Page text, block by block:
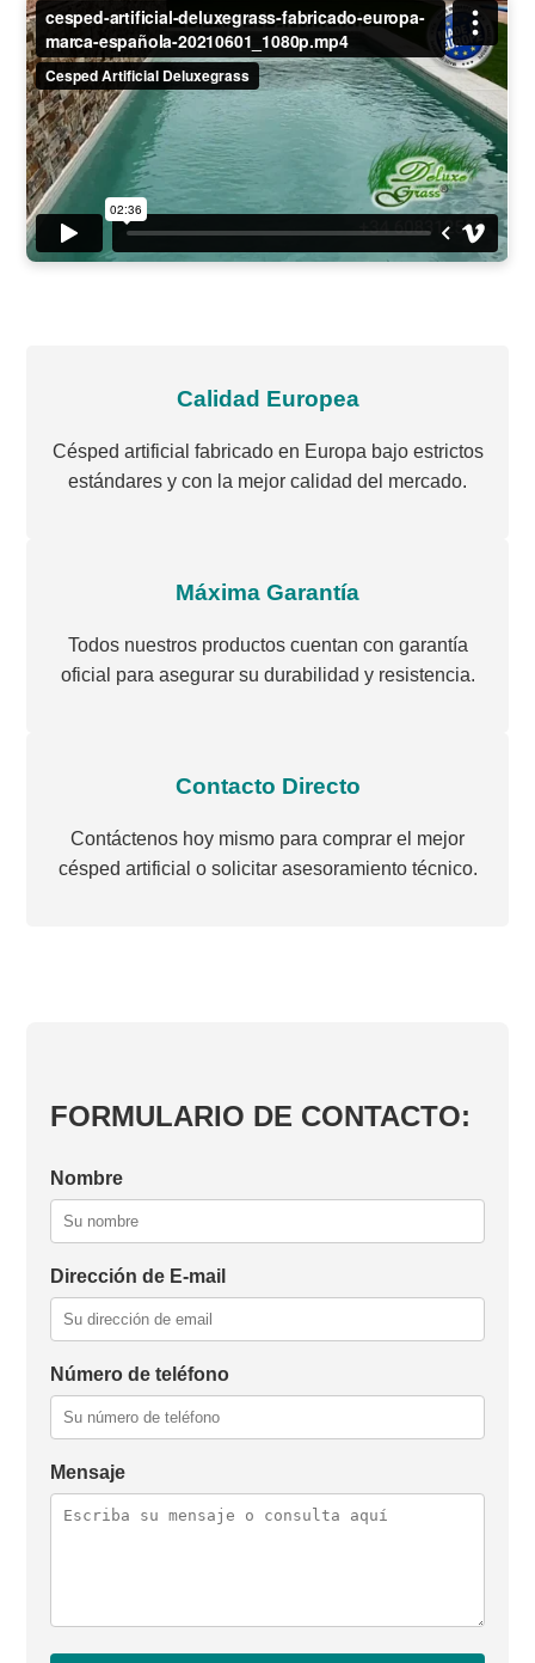
Calidad Europea
Césped artificial fabricado en Europa bajo estrictos
estándares y con la mejor calidad del mercado.
Máxima Garantía
Todos nuestros productos cuentan con garantía
oficial para asegurar su durabilidad y resistencia.
Contacto Directo
Contáctenos hoy mismo para comprar el mejor
césped artificial o solicitar asesoramiento técnico.
FORMULARIO DE CONTACTO:
Nombre
Dirección de E-mail
Número de teléfono
Mensaje